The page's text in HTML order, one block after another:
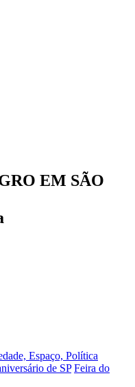
EM SÃO
Espaço, Política
de SP Feira do